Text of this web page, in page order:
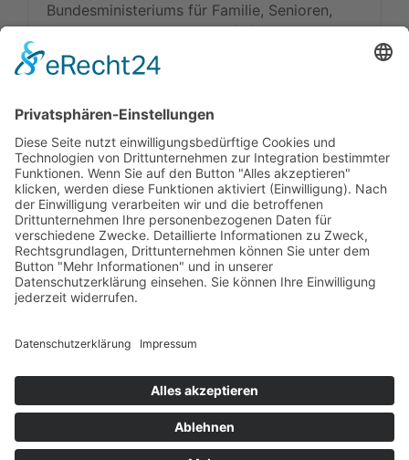
Bundesministeriums für Familie, Senioren,
Frauen und Jugend. Damit […]
weiterlesen »
Kitas
Übersicht
Über uns
Struktur
Team
Suche nach neuen Fachkräften
Für Eltern
Kita-Gespräche
Ausbildung
Presse
Copyright © 2023 |